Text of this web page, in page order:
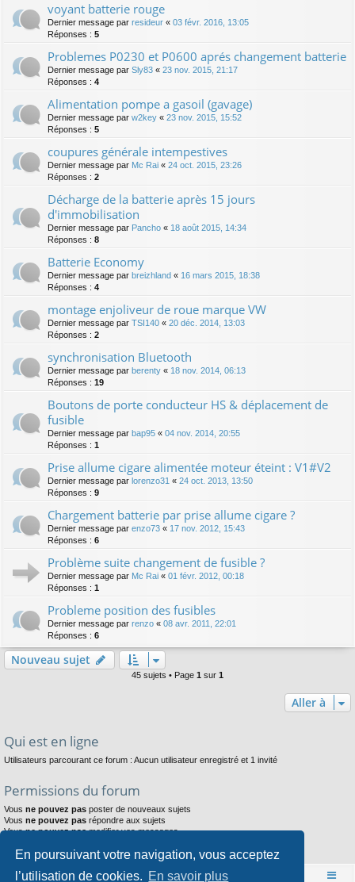
En poursuivant votre navigation, vous acceptez
l’utilisation de cookies. En savoir plus
voyant batterie rouge
Dernier message par resideur « 03 févr. 2016, 13:05
Réponses : 5
Problemes P0230 et P0600 aprés changement batterie
Dernier message par Sly83 « 23 nov. 2015, 21:17
Réponses : 4
Alimentation pompe a gasoil (gavage)
Dernier message par w2key « 23 nov. 2015, 15:52
Réponses : 5
coupures générale intempestives
Dernier message par Mc Rai « 24 oct. 2015, 23:26
Réponses : 2
Décharge de la batterie après 15 jours
d'immobilisation
Dernier message par Pancho « 18 août 2015, 14:34
Réponses : 8
Batterie Economy
Dernier message par breizhland « 16 mars 2015, 18:38
Réponses : 4
montage enjoliveur de roue marque VW
Dernier message par TSI140 « 20 déc. 2014, 13:03
Réponses : 2
synchronisation Bluetooth
Dernier message par berenty « 18 nov. 2014, 06:13
Réponses : 19
Boutons de porte conducteur HS & déplacement de
fusible
Dernier message par bap95 « 04 nov. 2014, 20:55
Réponses : 1
Prise allume cigare alimentée moteur éteint : V1#V2
Dernier message par lorenzo31 « 24 oct. 2013, 13:50
Réponses : 9
Chargement batterie par prise allume cigare ?
Dernier message par enzo73 « 17 nov. 2012, 15:43
Réponses : 6
Problème suite changement de fusible ?
Dernier message par Mc Rai « 01 févr. 2012, 00:18
Réponses : 1
Probleme position des fusibles
Dernier message par renzo « 08 avr. 2011, 22:01
Réponses : 6
Nouveau sujet
45 sujets • Page 1 sur 1
Aller à
Qui est en ligne
Utilisateurs parcourant ce forum : Aucun utilisateur enregistré et 1 invité
Permissions du forum
Vous ne pouvez pas poster de nouveaux sujets
Vous ne pouvez pas répondre aux sujets
Vousne pouvez pasmodifier vos messages
Vousne pouvez pasjoindre des fichiers
Accueil Index du forum